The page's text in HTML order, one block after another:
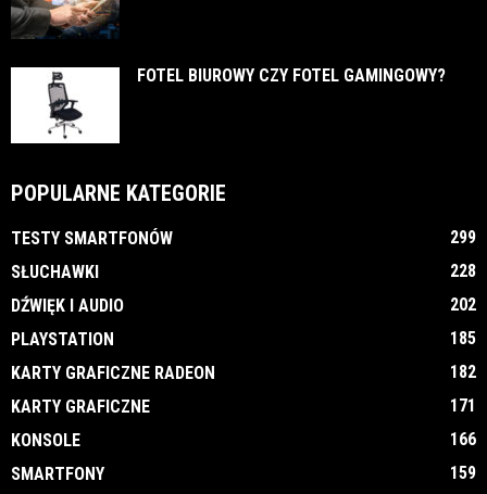
FOTEL BIUROWY CZY FOTEL GAMINGOWY?
POPULARNE KATEGORIE
TESTY SMARTFONÓW
299
SŁUCHAWKI
228
DŹWIĘK I AUDIO
202
PLAYSTATION
185
KARTY GRAFICZNE RADEON
182
KARTY GRAFICZNE
171
KONSOLE
166
SMARTFONY
159